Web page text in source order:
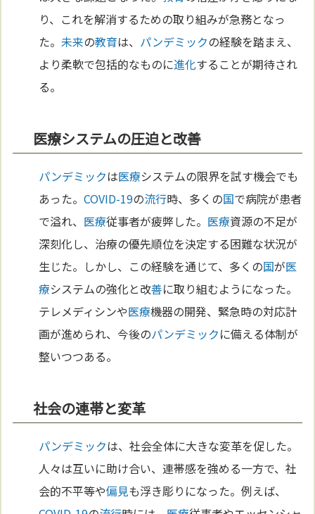
り、これを解消するための取り組みが急務となっ
た。未来の教育は、 パンデミックの経験を踏まえ、
より柔軟で包括的なものに進化することが期待され
る。
医療システムの圧迫と改善
パンデミックは医療システムの限界を試す機会でも
あった。COVID-19の流行時、多くの国で病院が患者
で溢れ、 医療従事者が疲弊した。 医療資源の不足が
深刻化し、治療の優先順位を決定する困難な状況が
生じた。しかし、この経験を通じて、多くの国が医
療システムの強化と改善に取り組むようになった。
テレメディシンや医療機器の開発、緊急時の対応計
画が進められ、今後のパンデミックに備える体制が
整いつつある。
社会の連帯と変革
パンデミックは、社会全体に大きな変革を促した。
人々は互いに助け合い、連帯感を強める一方で、社
会的不平等や偏見も浮き彫りになった。例えば、